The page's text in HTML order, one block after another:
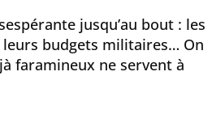
jusqu’au bout : les
budgets militaires… On
faramineux ne servent à